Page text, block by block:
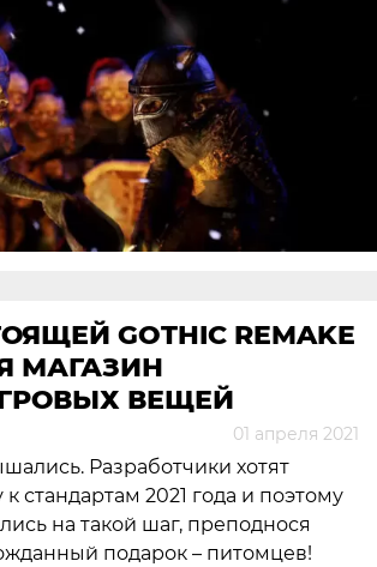
GOTHIC REMAKE
МАГАЗИН
ВЕЩЕЙ
01 апреля 2021
Разработчики хотят
стандартам 2021 года и поэтому
на такой шаг, преподнося
подарок – питомцев!